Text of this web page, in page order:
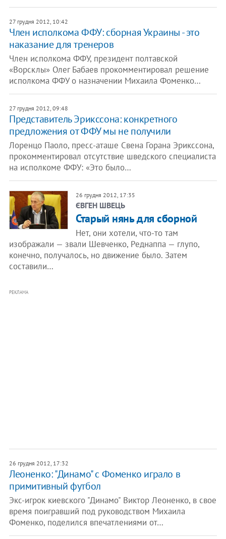
27 грудня 2012, 10:42
Член исполкома ФФУ: сборная Украины - это
наказание для тренеров
Член исполкома ФФУ, президент полтавской
«Ворсклы» Олег Бабаев прокомментировал решение
исполкома ФФУ о назначении Михаила Фоменко…
27 грудня 2012, 09:48
Представитель Эрикссона: конкретного
предложения от ФФУ мы не получили
Лоренцо Паоло, пресс-аташе Свена Горана Эрикссона,
прокомментировал отсутствие шведского специалиста
на исполкоме ФФУ: «Это было…
26 грудня 2012, 17:35
ЄВГЕН ШВЕЦЬ
Старый нянь для сборной
Нет, они хотели, что-то там
изображали — звали Шевченко, Реднаппа — глупо,
конечно, получалось, но движение было. Затем
составили…
РЕКЛАМА
26 грудня 2012, 17:32
Леоненко: "Динамо" с Фоменко играло в
примитивный футбол
Экс-игрок киевского "Динамо" Виктор Леоненко, в свое
время поигравший под руководством Михаила
Фоменко, поделился впечатлениями от…